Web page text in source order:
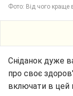
Фото: Від чого краще
Сніданок дуже
про своє
включати в цей